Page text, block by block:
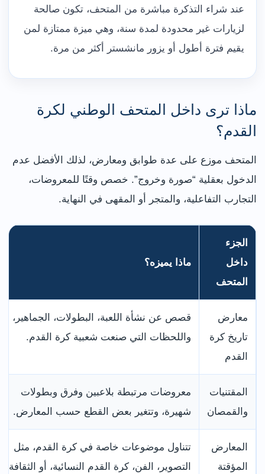
عند شراء التذكرة مباشرة من المتحف، تكون صالحة
لزيارات غير محدودة لمدة سنة، وهي ميزة ممتازة لمن
يقيم فترة أطول أو يزور مانشستر أكثر من مرة.
ماذا ترى داخل المتحف الوطني لكرة
القدم؟
المتحف موزع على عدة طوابق ومعارض، لذلك الأفضل عدم
الدخول بعقلية “صورة وخروج”. خصص وقتًا للمعروضات،
التجارب التفاعلية، والمتجر أو المقهى في النهاية.
الجزء
داخل
المتحف
ماذا يميزه؟
معارض
تاريخ كرة
القدم
قصص عن نشأة اللعبة، البطولات، الجماهير،
واللحظات التي صنعت شعبية كرة القدم.
المقتنيات
والقمصان
معروضات مرتبطة بلاعبين وفرق وبطولات
شهيرة، وتتغير بعض القطع حسب المعارض.
المعارض
المؤقتة
تتناول موضوعات خاصة في كرة القدم، مثل
التصوير، الفن، كرة القدم النسائية، أو الثقافة